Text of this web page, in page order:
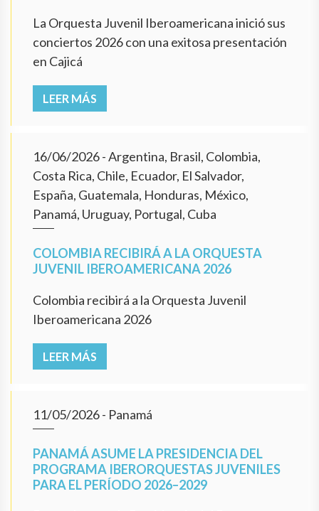
La Orquesta Juvenil Iberoamericana inició sus
conciertos 2026 con una exitosa presentación
en Cajicá
LEER MÁS
16/06/2026- Argentina, Brasil, Colombia,
Costa Rica, Chile, Ecuador, El Salvador,
España, Guatemala, Honduras, México,
Panamá, Uruguay, Portugal, Cuba
COLOMBIA RECIBIRÁ A LA ORQUESTA
JUVENIL IBEROAMERICANA 2026
Colombia recibirá a la Orquesta Juvenil
Iberoamericana 2026
LEER MÁS
11/05/2026- Panamá
PANAMÁ ASUME LA PRESIDENCIA DEL
PROGRAMA IBERORQUESTAS JUVENILES
PARA EL PERÍODO 2026–2029